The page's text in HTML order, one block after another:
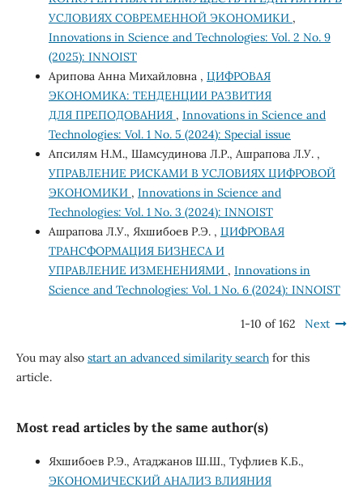
УСЛОВИЯХ СОВРЕМЕННОЙ ЭКОНОМИКИ ,
Innovations in Science and Technologies: Vol. 2 No. 9
(2025): INNOIST
Арипова Анна Михайловна , ЦИФРОВАЯ
ЭКОНОМИКА: ТЕНДЕНЦИИ РАЗВИТИЯ
ДЛЯ ПРЕПОДОВАНИЯ , Innovations in Science and
Technologies: Vol. 1 No. 5 (2024): Special issue
Апсилям Н.М., Шамсудинова Л.Р., Ашрапова Л.У. ,
УПРАВЛЕНИЕ РИСКАМИ В УСЛОВИЯХ ЦИФРОВОЙ
ЭКОНОМИКИ , Innovations in Science and
Technologies: Vol. 1 No. 3 (2024): INNOIST
Ашрапова Л.У., Яхшибоев Р.Э. , ЦИФРОВАЯ
ТРАНСФОРМАЦИЯ БИЗНЕСА И
УПРАВЛЕНИЕ ИЗМЕНЕНИЯМИ , Innovations in
Science and Technologies: Vol. 1 No. 6 (2024): INNOIST
1-10 of 162 Next
You may also start an advanced similarity searchfor this
article.
Most read articles by the same author(s)
Яхшибоев Р.Э., Атаджанов Ш.Ш., Туфлиев К.Б.,
ЭКОНОМИЧЕСКИЙ АНАЛИЗ ВЛИЯНИЯ